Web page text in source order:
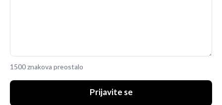
1500 znakova preostalo
Prijavite se